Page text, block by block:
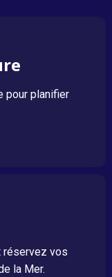
pour planifier
réservez vos
la Mer.